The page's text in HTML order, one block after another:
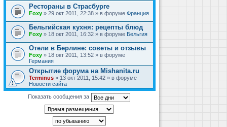
Рестораны в Страсбурге
Foxy » 29 окт 2011, 22:38 » в форуме Франция
Бельгийская кухня: рецепты блюд
Foxy » 18 окт 2011, 16:32 » в форуме Бельгия
Отели в Берлине: советы и отзывы
Foxy » 18 окт 2011, 13:52 » в форуме
Германия
Открытие форума на Mishanita.ru
Terminus » 13 окт 2011, 15:42 » в форуме
Новости сайта
Показать сообщения за